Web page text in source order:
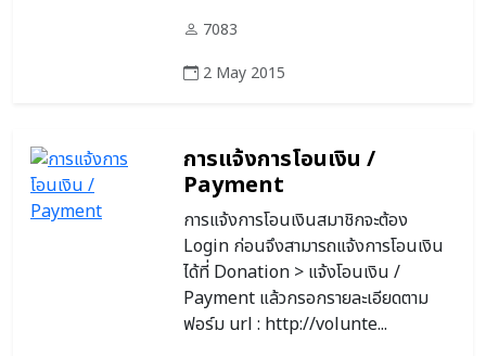
7083
2 May 2015
การแจ้งการโอนเงิน /
Payment
การแจ้งการโอนเงินสมาชิกจะต้อง
Login ก่อนจึงสามารถแจ้งการโอนเงิน
ได้ที่ Donation > แจ้งโอนเงิน /
Payment แล้วกรอกรายละเอียดตาม
ฟอร์ม url : http://volunte...